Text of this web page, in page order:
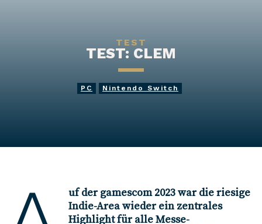
TEST
TEST: CLEM
PC Nintendo Switch
uf der gamescom 2023 war die riesige
Indie-Area wieder ein zentrales
Highlight für alle Messe-